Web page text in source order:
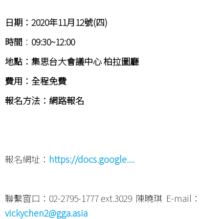
日期： 2020年11月12號(四)
時間 ： 09:30~12:00
地點：集思台大會議中心柏拉圖廳
費用：全程免費
報名方法：網路報名
報名網址： https://docs.google....
聯繫窗口：02-2795-1777 ext.3029 陳曉琪 E-mail：
vickychen2@gga.asia